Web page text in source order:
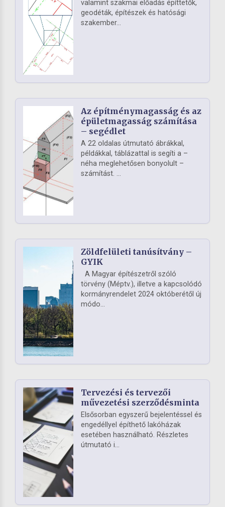
valamint szakmai előadás építtetők,
geodéták, építészek és hatósági
szakember...
Az építménymagasság és az
épületmagasság számítása
– segédlet
A 22 oldalas útmutató ábrákkal,
példákkal, táblázattal is segíti a –
néha meglehetősen bonyolult –
számítást. ...
Zöldfelületi tanúsítvány –
GYIK
A Magyar építészetről szóló
törvény (Méptv.), illetve a kapcsolódó
kormányrendelet 2024 októberétől új
módo...
Tervezési és tervezői
művezetési szerződésminta
Elsősorban egyszerű bejelentéssel és
engedéllyel építhető lakóházak
esetében használható. Részletes
útmutató i...